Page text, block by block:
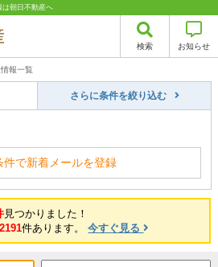
は朝日不動産へ
検索 お知らせ
報一覧
さらに条件を絞り込む
件で新着メールを登録
見つかりました！
2191件あります。今すぐ見る